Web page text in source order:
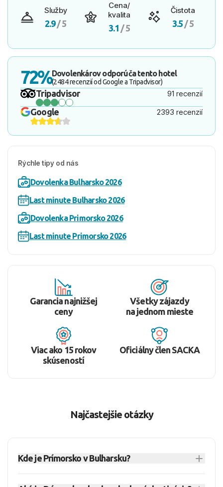
Služby
2.9/ 5
Cena/
kvalita
3.1 / 5
Čistota
3.5 / 5
72%Dovolenkárov odporúča tento hotel
(2484 recenzií od Google a Tripadvisor)
Tripadvisor 91 recenzií
Google 2393 recenzií
Rýchle tipy od nás
Dovolenka Bulharsko 2026
Last minute Bulharsko 2026
Dovolenka Primorsko 2026
Last minute Primorsko 2026
Garancia najnižšej
ceny
Všetky zájazdy
na jednom mieste
Viac ako 15 rokov
skúseností
Oficiálny člen SACKA
Najčastejšie otázky
Kde je Prímorsko v Bulharsku?